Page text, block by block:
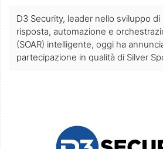
D3 Security, leader nello sviluppo
risposta, automazione e
(SOAR) intelligente, oggi ha
partecipazione in qualità di Silver